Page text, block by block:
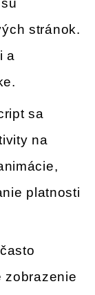
stránok.
a
sa
na
platnosti
zobrazenie